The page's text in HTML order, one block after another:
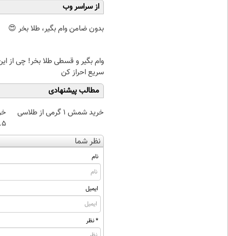
از سراسر وب
بدون ضامن وام بگیر، طلا بخر 😍
وام بگیر و قسطی طلا بخر! چی از
سریع احراز کن
مطالب پیشنهادی
خرید شمش 1 گرمی از طلاسی
۰.۵
نظر شما
نام
ایمیل
* نظر